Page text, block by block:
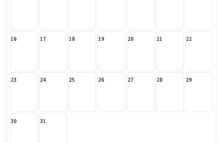
16 17 18 19 20 21 22
23 24 25 26 27 28 29
30 31